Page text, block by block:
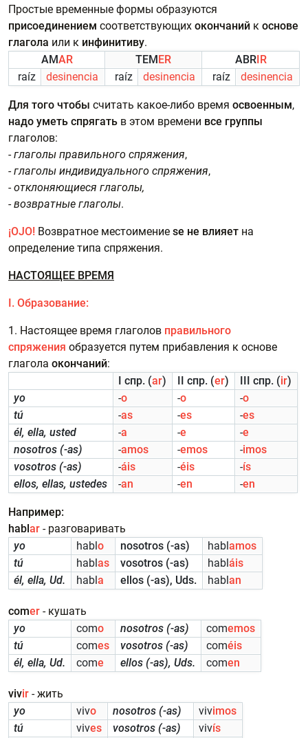
Простые временные формы образуются
присоединением соответствующих окончаний к основе
глагола или к инфинитиву.
AMAR TEMER ABRIR
raíz
desinencia raíz desinencia raíz desinencia
Для того чтобы считать какое-либо время освоенным,
надо уметь спрягать в этом времени все группы
глаголов:
-глаголы правильного спряжения,
-глаголы индивидуального спряжения,
-отклоняющиеся глаголы,
-возвратные глаголы.
¡OJO! Возвратное местоимение se не влияет на
определение типа спряжения.
НАСТОЯЩЕЕ ВРЕМЯ
I. Образование:
1. Настоящее время глаголов правильного
спряжения образуется путем прибавления к основе
глагола окончаний:
I спр. (ar) II спр. (er) III спр. (ir)
yo
-o -o -o
tú
-as -es -es
él, ella, usted
-a -e -e
nosotros (-as)
-amos -emos -imos
vosotros (-as)
-áis -éis -ís
ellos, ellas, ustedes
-an -en -en
Например:
hablar - разговаривать
yo
hablo nosotros (-as) hablamos
tú
hablas vosotros (-as) habláis
él, ella, Ud.
habla ellos (-as), Uds. hablan
comer - кушать
yo
como nosotros (-as) comemos
tú
comes vosotros (-as) coméis
él, ella, Ud.
come ellos (-as), Uds. comen
vivir - жить
yo
vivo nosotros (-as) vivimos
tú
vives vosotros (-as) vivís